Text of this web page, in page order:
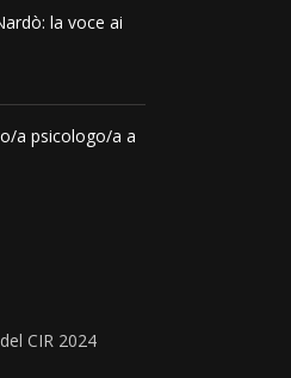
la voce ai
a psicologo/a a
CIR 2024